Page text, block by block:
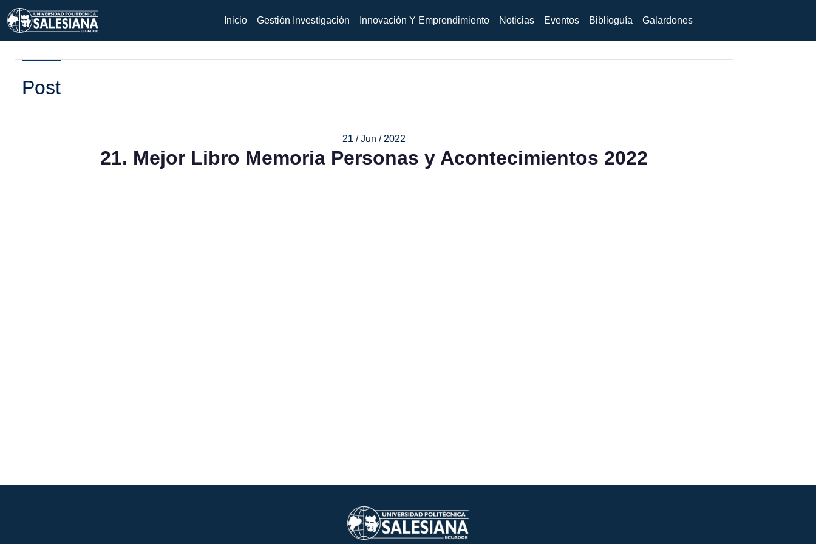
Inicio Gestión Investigación Innovación Y Emprendimiento Noticias Eventos Biblioguía Galardones
Post
21 / Jun / 2022
21. Mejor Libro Memoria Personas y Acontecimientos 2022